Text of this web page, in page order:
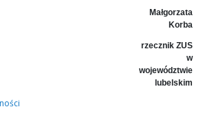
Małgorzata
Korba
rzecznik ZUS
w
województwie
lubelskim